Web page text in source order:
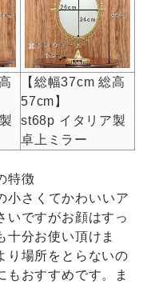
【総幅37cm 総高
57cm】
st68p イタリア製
卓上ミラー
特徴
小さくてかわいいア
いですがお顔はすっ
十分お使い頂けま
り場所をとらないの
もおすすめです。ま